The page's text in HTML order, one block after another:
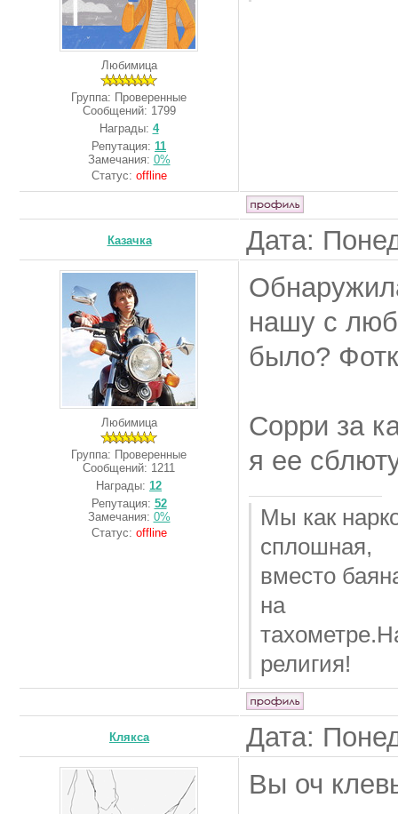
Любимица
Группа: Проверенные
Сообщений: 1799
Награды: 4
Репутация: 11
Замечания: 0%
Статус: offline
Казачка Дата:
Любимица
Группа: Проверенные
Сообщений: 1211
Награды: 12
Репутация: 52
Замечания: 0%
Статус: offline
нашу с
было?
Сорри за
я ее
Мы как
сплошная,
вместо
на
религия!
Клякса Дата:
Вы оч